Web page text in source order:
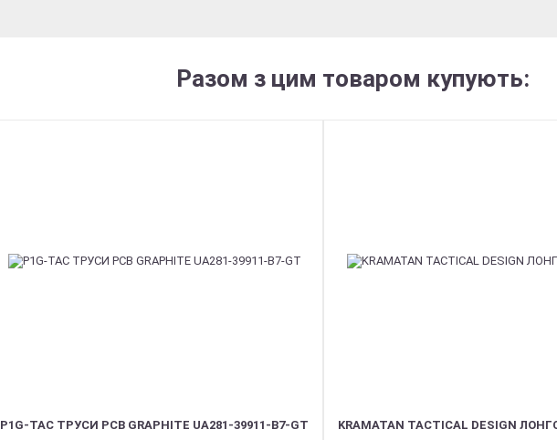
Разом з цим товаром купують:
P1G-TAC ТРУСИ PCB GRAPHITE UA281-39911-B7-GT KRAMATAN TACTICAL DESIGN